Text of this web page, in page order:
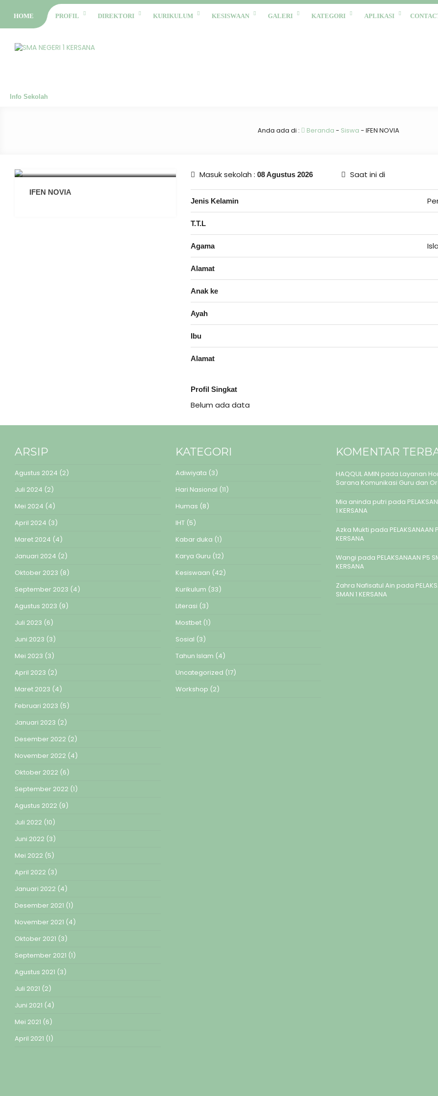
HOME PROFIL DIREKTORI KURIKULUM KESISWAAN GALERI KATEGORI APLIKASI
Info Sekolah
Anda ada di : Beranda - Siswa - IFEN NOVIA
IFEN NOVIA
Masuk sekolah : 08 Agustus 2026 Saat ini di
Jenis Kelamin
T.T.L
Agama
Alamat
Anak ke
Ayah
Ibu
Alamat
Profil Singkat
Belum ada data
ARSIP
Agustus 2024 (2)
Juli 2024 (2)
Mei 2024 (4)
April 2024 (3)
Maret 2024 (4)
Januari 2024 (2)
Oktober 2023 (8)
September 2023 (4)
Agustus 2023 (9)
Juli 2023 (6)
Juni 2023 (3)
Mei 2023 (3)
April 2023 (2)
Maret 2023 (4)
Februari 2023 (5)
Januari 2023 (2)
Desember 2022 (2)
November 2022 (4)
Oktober 2022 (6)
September 2022 (1)
Agustus 2022 (9)
Juli 2022 (10)
Juni 2022 (3)
Mei 2022 (5)
April 2022 (3)
Januari 2022 (4)
Desember 2021 (1)
November 2021 (4)
Oktober 2021 (3)
September 2021 (1)
Agustus 2021 (3)
Juli 2021 (2)
Juni 2021 (4)
Mei 2021 (6)
April 2021 (1)
KATEGORI
Adiwiyata (3)
Hari Nasional (11)
Humas (8)
IHT(5)
Kabar duka (1)
Karya Guru (12)
Kesiswaan (42)
Kurikulum (33)
Literasi (3)
Mostbet(1)
Sosial (3)
Tahun Islam (4)
Uncategorized (17)
Workshop (2)
KOMENTAR
HAQQUL AMIN pada Layanan
Sarana Komunikasi Guru dan
Mia aninda putri pada
1 KERSANA
Azka Mukti pada PELAKSANAAN
KERSANA
Wangi pada PELAKSANAAN P5
KERSANA
Zahra Nafisatul Ain pada
SMAN 1 KERSANA